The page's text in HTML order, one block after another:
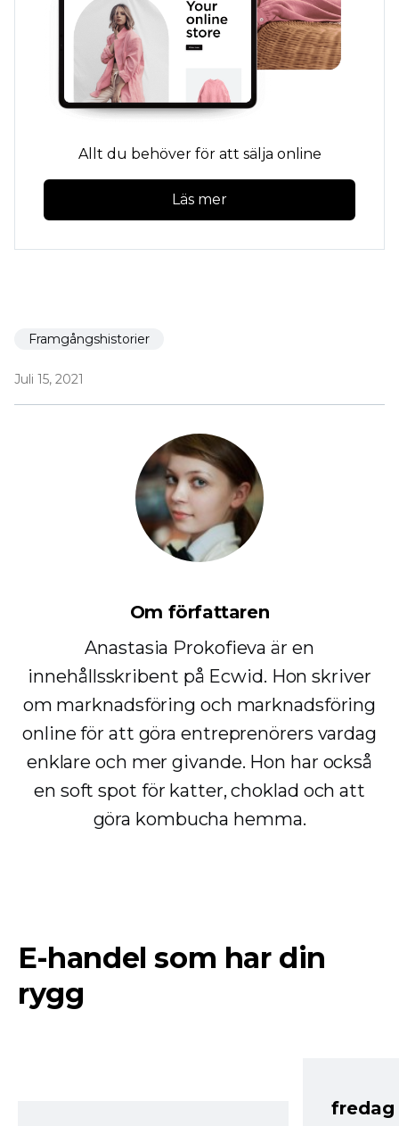
Allt du behöver för att sälja online
Läs mer
Framgångshistorier
Juli 15, 2021
Om författaren
Anastasia Prokofieva är en
innehållsskribent på Ecwid. Hon skriver
om marknadsföring och marknadsföring
online för att göra entreprenörers vardag
enklare och mer givande. Hon har också
en soft spot för katter, choklad och att
göra kombucha hemma.
E-handel som har din
rygg
fredag